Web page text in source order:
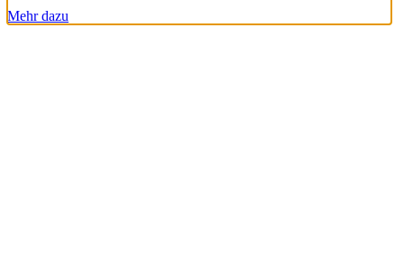
Mehr dazu